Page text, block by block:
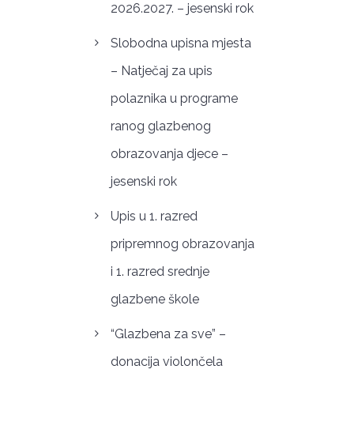
2026.2027. – jesenski rok
Slobodna upisna mjesta
– Natječaj za upis
polaznika u programe
ranog glazbenog
obrazovanja djece –
jesenski rok
Upis u 1. razred
pripremnog obrazovanja
i 1. razred srednje
glazbene škole
“Glazbena za sve” –
donacija violončela